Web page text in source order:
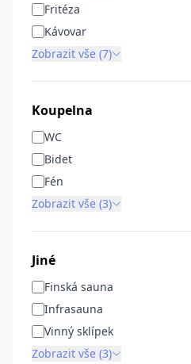
Fritéza
Kávovar
Zobrazit vše (7)
Koupelna
WC
Bidet
Fén
Zobrazit vše (3)
Jiné
Finská sauna
Infrasauna
Vinný sklípek
Zobrazit vše (3)